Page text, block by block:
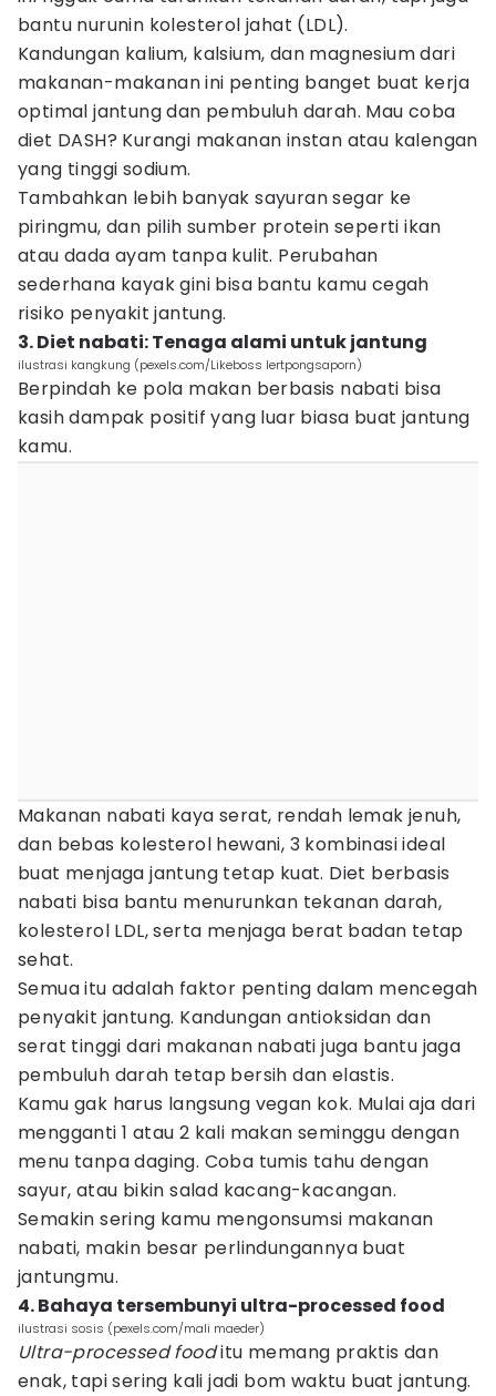
bantu nurunin kolesterol jahat (LDL).
Kandungan kalium, kalsium, dan magnesium dari
makanan-makanan ini penting banget buat kerja
optimal jantung dan pembuluh darah. Mau coba
diet DASH? Kurangi makanan instan atau kalengan
yang tinggi sodium.
Tambahkan lebih banyak sayuran segar ke
piringmu, dan pilih sumber protein seperti ikan
atau dada ayam tanpa kulit. Perubahan
sederhana kayak gini bisa bantu kamu cegah
risiko penyakit jantung.
3. Diet nabati: Tenaga alami untuk jantung
ilustrasi kangkung (pexels.com/Likeboss lertpongsaporn)
Berpindah ke pola makan berbasis nabati bisa
kasih dampak positif yang luar biasa buat jantung
kamu.
Makanan nabati kaya serat, rendah lemak jenuh,
dan bebas kolesterol hewani, 3 kombinasi ideal
buat menjaga jantung tetap kuat. Diet berbasis
nabati bisa bantu menurunkan tekanan darah,
kolesterol LDL, serta menjaga berat badan tetap
sehat.
Semua itu adalah faktor penting dalam mencegah
penyakit jantung. Kandungan antioksidan dan
serat tinggi dari makanan nabati juga bantu jaga
pembuluh darah tetap bersih dan elastis.
Kamu gak harus langsung vegan kok. Mulai aja dari
mengganti 1 atau 2 kali makan seminggu dengan
menu tanpa daging. Coba tumis tahu dengan
sayur, atau bikin salad kacang-kacangan.
Semakin sering kamu mengonsumsi makanan
nabati, makin besar perlindungannya buat
jantungmu.
4. Bahaya tersembunyi ultra-processed food
ilustrasi sosis (pexels.com/mali maeder)
Ultra-processed fooditu memang praktis dan
enak, tapi sering kali jadi bom waktu buat jantung.